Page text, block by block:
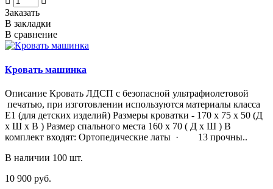
Заказать
В закладки
В сравнение
Кровать машинка
Описание Кровать ЛДСП с безопасной ультрафиолетовой
печатью, при изготовлении используются материалы класса
Е1 (для детских изделий) Размеры кроватки - 170 х 75 х 50 (Д
х Ш х В ) Размер спального места 160 х 70 ( Д х Ш ) В
комплект входят: Ортопедические латы · 13 прочны..
В наличии 100 шт.
10 900 руб.